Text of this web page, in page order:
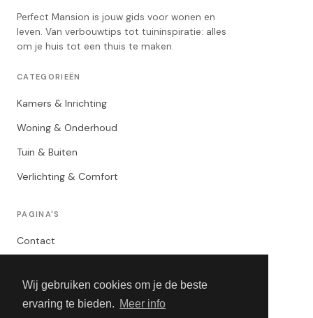
Wij gebruiken cookies om je de beste
ervaring te bieden. Meer info
Perfect Mansion is jouw gids voor wonen en
leven. Van verbouwtips tot tuininspiratie: alles
om je huis tot een thuis te maken.
CATEGORIEËN
Kamers & Inrichting
Woning & Onderhoud
Tuin & Buiten
Verlichting & Comfort
PAGINA'S
Contact
Algemene Voorwaarden
Adverteren